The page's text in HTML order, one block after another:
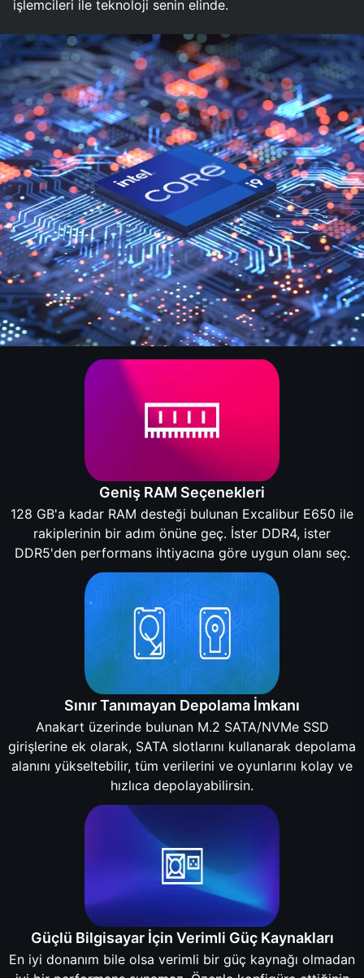
işlemcileri ile teknoloji senin elinde.
Geniş RAM Seçenekleri
128 GB'a kadar RAM desteği bulunan Excalibur E650 ile
rakiplerinin bir adım önüne geç. İster DDR4, ister
DDR5'den performans ihtiyacına göre uygun olanı seç.
Sınır Tanımayan Depolama İmkanı
Anakart üzerinde bulunan M.2 SATA/NVMe SSD
girişlerine ek olarak, SATA slotlarını kullanarak depolama
alanını yükseltebilir, tüm verilerini ve oyunlarını kolay ve
hızlıca depolayabilirsin.
Güçlü Bilgisayar İçin Verimli Güç Kaynakları
En iyi donanım bile olsa verimli bir güç kaynağı olmadan